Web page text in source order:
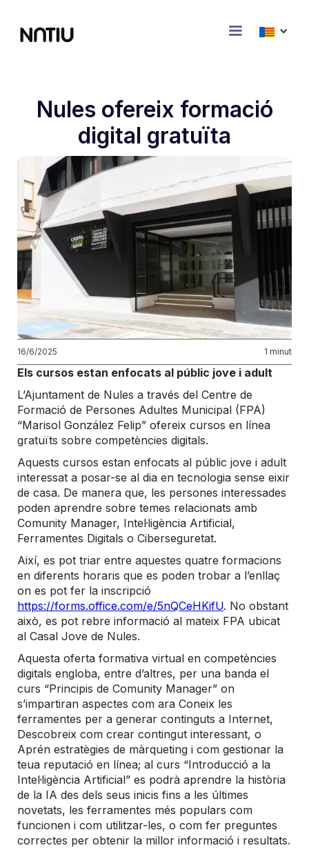
Nules ofereix formació
digital gratuïta
16/6/2025 1 minut
Els cursos estan enfocats al públic jove i adult
L’Ajuntament de Nules a través del Centre de
Formació de Persones Adultes Municipal (FPA)
“Marisol González Felip” ofereix cursos en línea
gratuïts sobre competències digitals.
Aquests cursos estan enfocats al públic jove i adult
interessat a posar-se al dia en tecnologia sense eixir
de casa. De manera que, les persones interessades
poden aprendre sobre temes relacionats amb
Comunity Manager, Intel·ligència Artificial,
Ferramentes Digitals o Ciberseguretat.
Així, es pot triar entre aquestes quatre formacions
en diferents horaris que es poden trobar a l’enllaç
on es pot fer la inscripció
https://forms.office.com/e/5nQCeHKifU. No obstant
això, es pot rebre informació al mateix FPA ubicat
al Casal Jove de Nules.
Aquesta oferta formativa virtual en competències
digitals engloba, entre d’altres, per una banda el
curs “Principis de Comunity Manager” on
s’impartiran aspectes com ara Coneix les
ferramentes per a generar continguts a Internet,
Descobreix com crear contingut interessant, o
Aprén estratègies de màrqueting i com gestionar la
teua reputació en línea; al curs “Introducció a la
Intel·ligència Artificial” es podrà aprendre la història
de la IA des dels seus inicis fins a les últimes
novetats, les ferramentes més populars com
funcionen i com utilitzar-les, o com fer preguntes
correctes per obtenir la millor informació i resultats.